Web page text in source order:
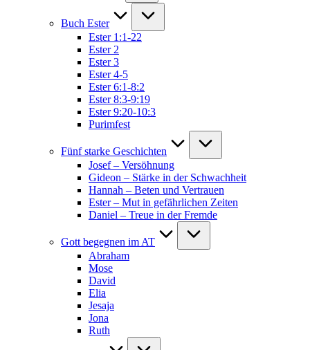
Buch Ester
Ester 1:1-22
Ester 2
Ester 3
Ester 4-5
Ester 6:1-8:2
Ester 8:3-9:19
Ester 9:20-10:3
Purimfest
Fünf starke Geschichten
Josef – Versöhnung
Gideon – Stärke in der Schwachheit
Hannah – Beten und Vertrauen
Ester – Mut in gefährlichen Zeiten
Daniel – Treue in der Fremde
Gott begegnen im AT
Abraham
Mose
David
Elia
Jesaja
Jona
Ruth